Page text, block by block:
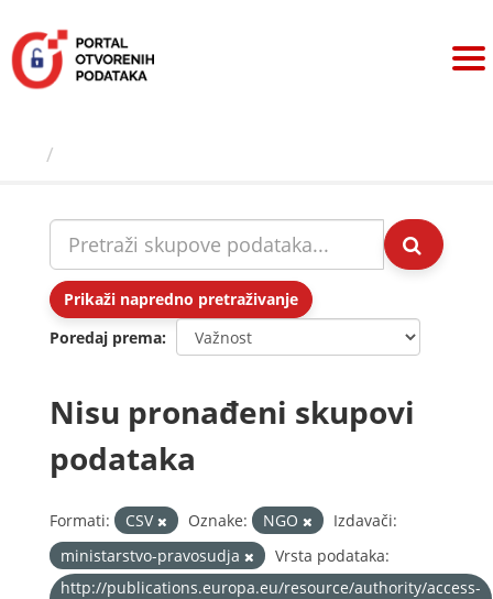
sadržaj
Prikaži napredno pretraživanje
Poredaj prema
Nisu pronađeni skupovi
podataka
Formati: CSV Oznake: NGO
Izdavači:
ministarstvo-pravosudja
Vrsta podataka:
http://publications.europa.eu/resource/authority/access-